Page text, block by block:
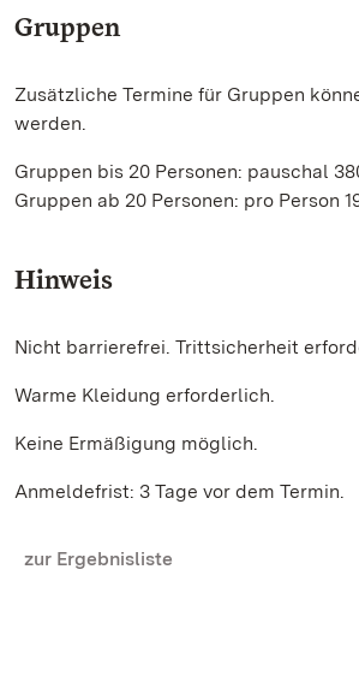
Gruppen
Zusätzliche Termine für Gruppen
werden.
Gruppen bis 20 Personen: pauschal
Gruppen ab 20 Personen: pro Person
Hinweis
Nicht barrierefrei. Trittsicherheit
Warme Kleidung erforderlich.
Keine Ermäßigung möglich.
Anmeldefrist: 3 Tage vor dem Termin.
zur Ergebnisliste